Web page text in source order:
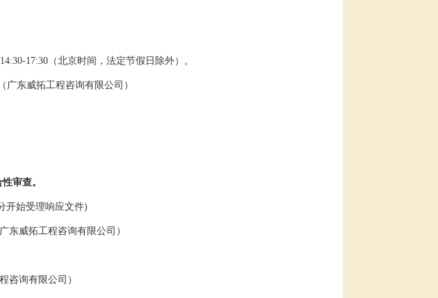
14:30-17:30 （北京时间 ，法定节假日除外） 。
广东威拓工程咨询有限公司）
审查。
开始受理响应文件)
东威拓工程咨询有限公司）
咨询有限公司）